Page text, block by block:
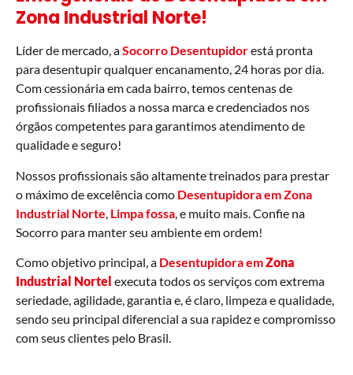
Zona Industrial Norte!
Líder de mercado, aSocorro Desentupidorestá pronta
para desentupir qualquer encanamento, 24 horas por dia.
Com cessionária em cada bairro, temos centenas de
profissionais filiados a nossa marca e credenciados nos
órgãos competentes para garantimos atendimento de
qualidade e seguro!
Nossos profissionais são altamente treinados para prestar
o máximo de excelência como Desentupidora em Zona
Industrial Norte Limpa fossa , e muito mais. Confie na
Socorro para manter seu ambiente em ordem!
Como objetivo principal, a Desentupidora emZona
Industrial Nortel executa todos os serviços com extrema
seriedade, agilidade, garantia e, é claro, limpeza e qualidade,
sendo seu principal diferencial a sua rapidez e compromisso
com seus clientes pelo Brasil.